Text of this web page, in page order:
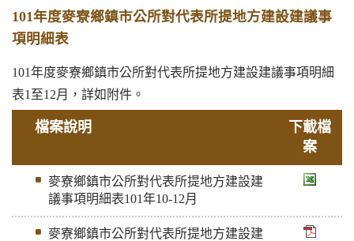
101年度麥寮鄉鎮市公所對代表所提地方建設建議事
項明細表
101年度麥寮鄉鎮市公所對代表所提地方建設建議事項明細
表1至12月，詳如附件。
檔案說明
下載檔
案
麥寮鄉鎮市公所對代表所提地方建設建
議事項明細表101年10-12月
麥寮鄉鎮市公所對代表所提地方建設建